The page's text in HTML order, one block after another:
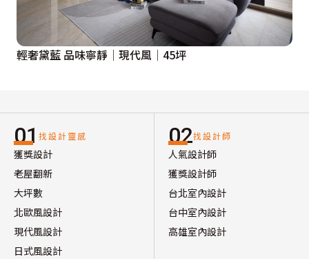
輕奢黛藍 品味寧靜│現代風│45坪
01 找設計靈感
獲獎設計
老屋翻新
大坪數
北歐風設計
現代風設計
日式風設計
02找設計師
人氣設計師
獲獎設計師
台北室內設計
台中室內設計
高雄室內設計